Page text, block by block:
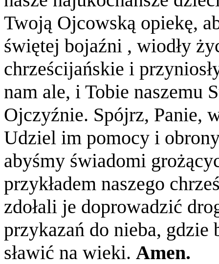
Twoją Ojcowską opiekę,
świętej bojaźni , wiodły
chrześcijańskie i
nam ale, i Tobie naszemu
Ojczyźnie. Spójrz, Panie,
Udziel im pomocy i
abyśmy świadomi
przykładem naszego
zdołali je doprowadzić
przykazań do nieba, gdzie
sławić na wieki. Amen.